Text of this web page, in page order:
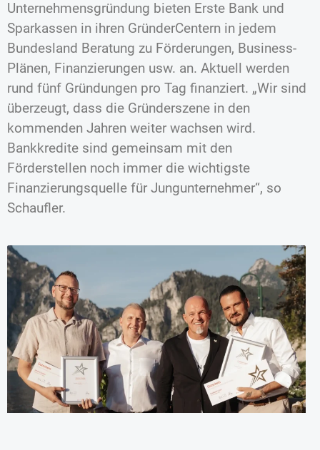
Unternehmensgründung bieten Erste Bank und
Sparkassen in ihren GründerCentern in jedem
Bundesland Beratung zu Förderungen, Business-
Plänen, Finanzierungen usw. an. Aktuell werden
rund fünf Gründungen pro Tag finanziert. „Wir sind
überzeugt, dass die Gründerszene in den
kommenden Jahren weiter wachsen wird.
Bankkredite sind gemeinsam mit den
Förderstellen noch immer die wichtigste
Finanzierungsquelle für Jungunternehmer“, so
Schaufler.